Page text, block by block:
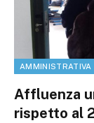
AMMINISTRATIVA
Affluenza
rispetto al